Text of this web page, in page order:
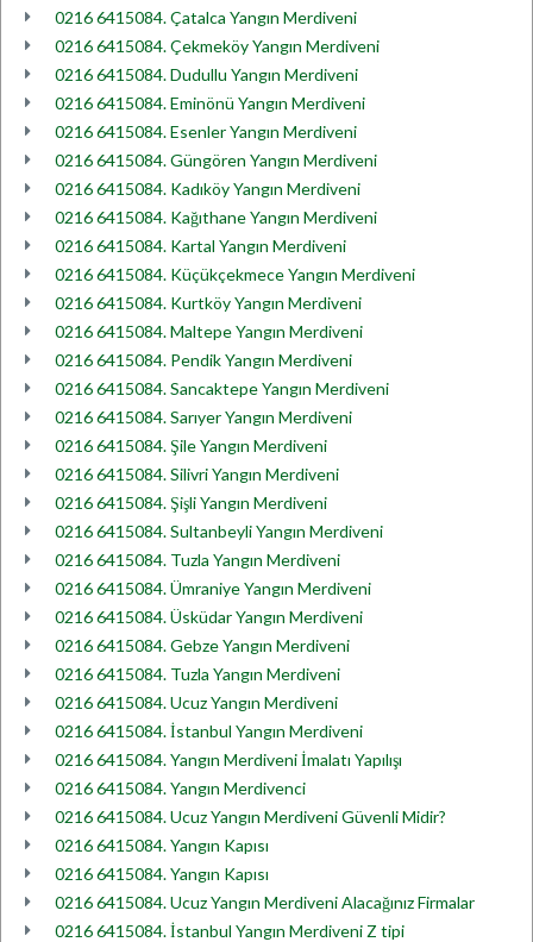
0216 6415084. Çatalca Yangın Merdiveni
0216 6415084. Çekmeköy Yangın Merdiveni
0216 6415084. Dudullu Yangın Merdiveni
0216 6415084. Eminönü Yangın Merdiveni
0216 6415084. Esenler Yangın Merdiveni
0216 6415084. Güngören Yangın Merdiveni
0216 6415084. Kadıköy Yangın Merdiveni
0216 6415084. Kağıthane Yangın Merdiveni
0216 6415084. Kartal Yangın Merdiveni
0216 6415084. Küçükçekmece Yangın Merdiveni
0216 6415084. Kurtköy Yangın Merdiveni
0216 6415084. Maltepe Yangın Merdiveni
0216 6415084. Pendik Yangın Merdiveni
0216 6415084. Sancaktepe Yangın Merdiveni
0216 6415084. Sarıyer Yangın Merdiveni
0216 6415084. Şile Yangın Merdiveni
0216 6415084. Silivri Yangın Merdiveni
0216 6415084. Şişli Yangın Merdiveni
0216 6415084. Sultanbeyli Yangın Merdiveni
0216 6415084. Tuzla Yangın Merdiveni
0216 6415084. Ümraniye Yangın Merdiveni
0216 6415084. Üsküdar Yangın Merdiveni
0216 6415084. Gebze Yangın Merdiveni
0216 6415084. Tuzla Yangın Merdiveni
0216 6415084. Ucuz Yangın Merdiveni
0216 6415084. İstanbul Yangın Merdiveni
0216 6415084. Yangın Merdiveni İmalatı Yapılışı
0216 6415084. Yangın Merdivenci
0216 6415084. Ucuz Yangın Merdiveni Güvenli Midir?
0216 6415084. Yangın Kapısı
0216 6415084. Yangın Kapısı
0216 6415084. Ucuz Yangın Merdiveni Alacağınız Firmalar
0216 6415084. İstanbul Yangın Merdiveni Z tipi